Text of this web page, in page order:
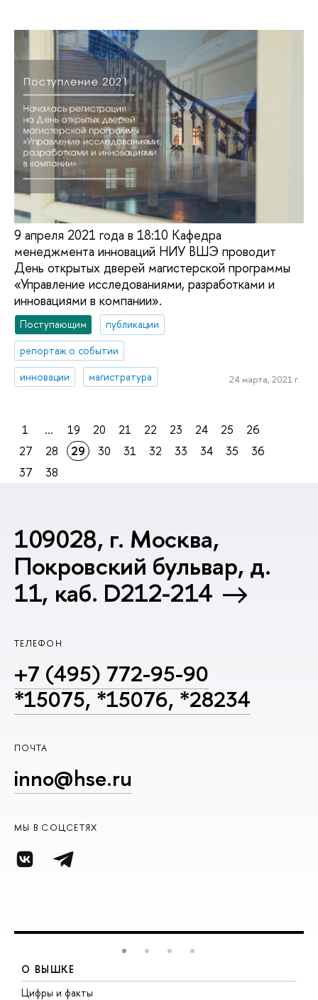
9 апреля 2021 года в 18:10 Кафедра
менеджмента инноваций НИУ ВШЭ проводит
День открытых дверей магистерской программы
«Управление исследованиями, разработками и
инновациями в компании».
Поступающим
публикации
репортаж о событии
инновации
магистратура 24 марта, 2021 г.
1 ... 19 20 21 22 23 24 25
26
27
28 29 30 31 32 33 34 35
36
37
38
109028, г. Москва,
Покровский бульвар, д.
11, каб. D212-214
ТЕЛЕФОН
+7 (495) 772-95-90
*15075, *15076, *28234
ПОЧТА
inno@hse.ru
МЫ В СОЦСЕТЯХ
О ВЫШКЕ
Цифры и факты